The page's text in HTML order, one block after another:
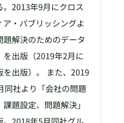
。2013年9月にクロス
ア・パブリッシングよ
題解決のためのデータ
を出版（2019年2月に
を出版）。 また、2019
同社より「会社の問題
題設定、問題解決」